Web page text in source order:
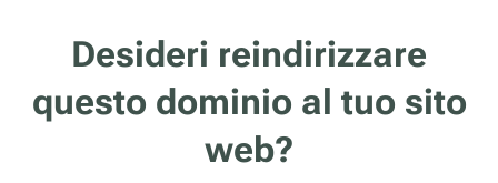
Desideri reindirizzare
questo dominio al tuo sito
web?